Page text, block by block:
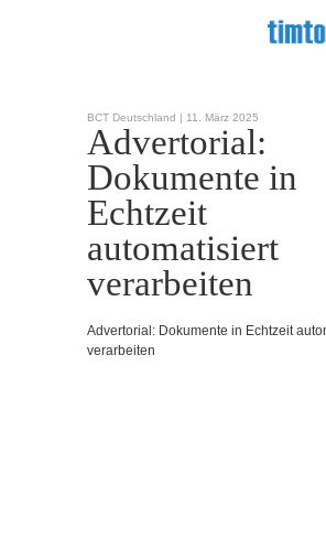
BCT Deutschland | 11. März 2025
Advertorial:
Dokumente in
Echtzeit
automatisiert
verarbeiten
Advertorial: Dokumente in Echtzeit
verarbeiten